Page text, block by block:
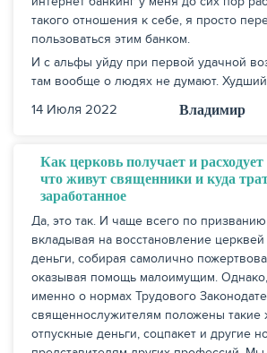
такого отношения к себе, я просто
пользоваться этим банком.
И с альфы уйду при первой удачной
там вообще о людях не думают.
14 Июля 2022 Владимир
Как церковь получает и
что живут священники и куда
заработанное
Да, это так. И чаще всего по
вкладывая на восстановление
деньги, собирая самолично
оказывая помощь малоимущим.
именно о нормах Трудового
священнослужителям положены
отпускные деньги, соцпакет и другие